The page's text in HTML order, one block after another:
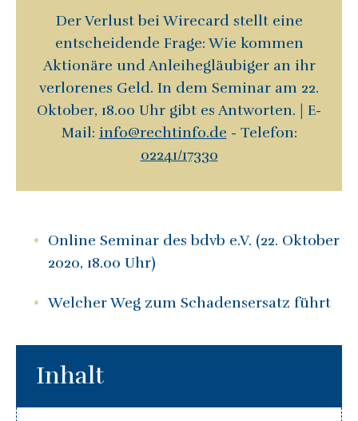
Der Verlust bei Wirecard stellt eine
entscheidende Frage: Wie kommen
Aktionäre und Anleihegläubiger an ihr
verlorenes Geld. In dem Seminar am 22.
Oktober, 18.00 Uhr gibt es Antworten. | E-
Mail: info@rechtinfo.de - Telefon:
02241/17330
Online Seminar des bdvb e.V. (22. Oktober
2020, 18.00 Uhr)
Welcher Weg zum Schadensersatz führt
Inhalt